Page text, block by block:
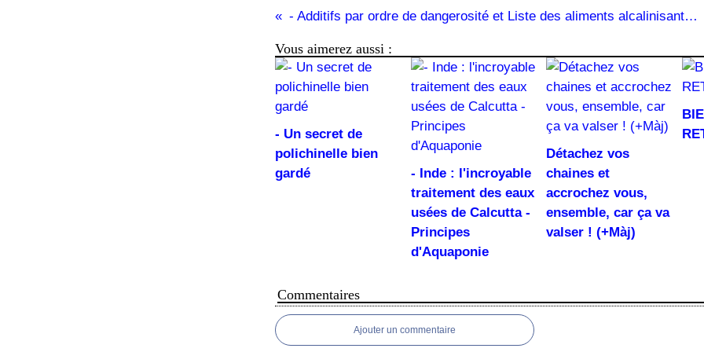
- Additifs par ordre de dangerosité et Liste des aliments alcalinisants et acidifiants
Vous aimerez aussi :
- Un secret de
polichinelle bien
gardé
- Inde : l'incroyable
traitement des eaux
usées de Calcutta -
Principes
d'Aquaponie
Détachez vos
chaines et
accrochez vous,
ensemble, car ça va
valser ! (+Màj)
Commentaires
Ajouter un commentaire